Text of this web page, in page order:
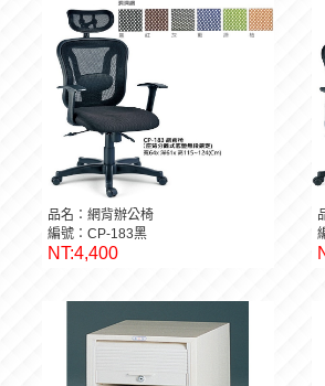
品名：網背辦公椅
編號：CP-183黑
NT:4,400